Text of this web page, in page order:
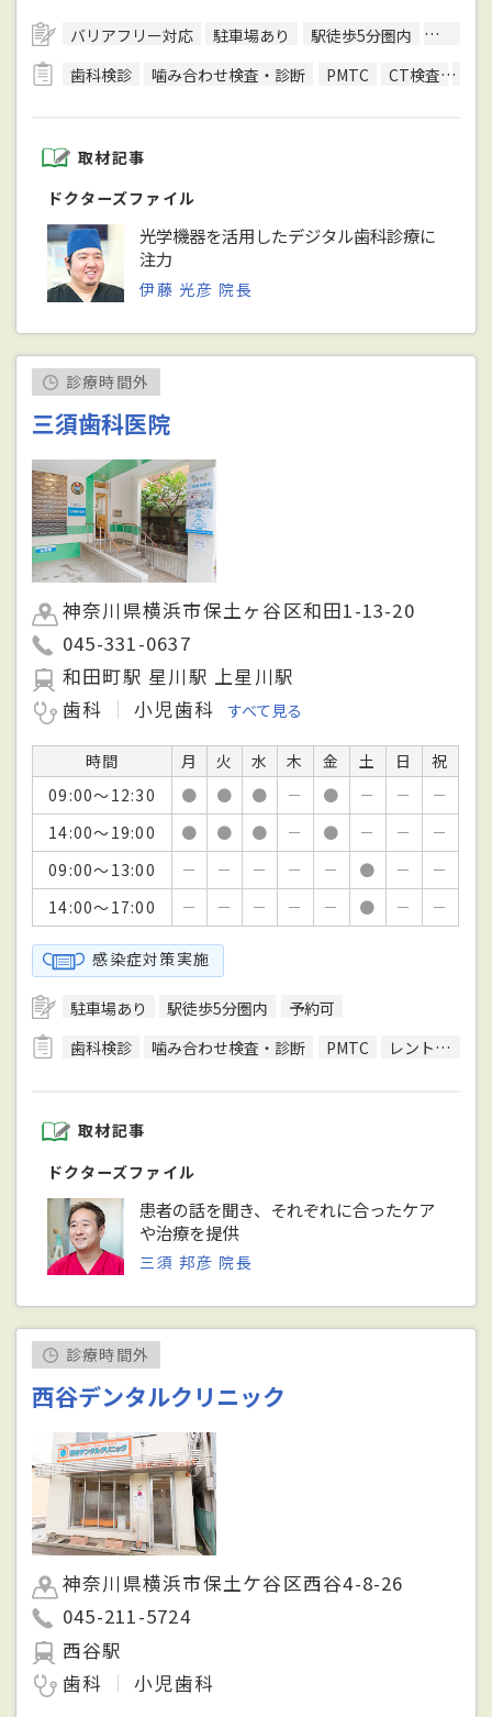
バリアフリー対応 駐車場あり 駅徒歩5分圏内
予約可
歯科検診
噛み合わせ検査・診断 PMTC CT検査
取材記事
ドクターズファイル
光学機器を活用したデジタル歯科診療に
注力
伊藤 光彦 院長
診療時間外
三須歯科医院
神奈川県横浜市保土ヶ谷区和田1-13-20
045-331-0637
和田町駅 星川駅 上星川駅
歯科
小児歯科 すべて見る
時間 月 火 水 木 金 土 日
祝
09:00～12:30
● ● ● － ● － －
－
14:00～19:00
● ● ● － ● － －
－
09:00～13:00
－ － － － － ● －
－
14:00～17:00
－ － － － － ● － －
感染症対策実施
駐車場あり 駅徒歩5分圏内
予約可
歯科検診
噛み合わせ検査・診断 PMTC レントゲン検査
取材記事
ドクターズファイル
患者の話を聞き、それぞれに合ったケア
や治療を提供
三須 邦彦 院長
診療時間外
西谷デンタルクリニック
神奈川県横浜市保土ケ谷区西谷4-8-26
045-211-5724
西谷駅
歯科
小児歯科